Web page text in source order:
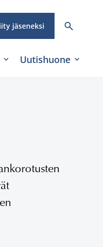
jäseneksi
Uutishuone